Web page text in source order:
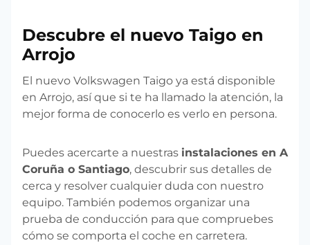
Descubre el nuevo Taigo en
Arrojo
El nuevo Volkswagen Taigo ya está disponible
en Arrojo, así que si te ha llamado la atención, la
mejor forma de conocerlo es verlo en persona.
Puedes acercarte a nuestras instalaciones en A
Coruña o Santiago, descubrir sus detalles de
cerca y resolver cualquier duda con nuestro
equipo. También podemos organizar una
prueba de conducción para que compruebes
cómo se comporta el coche en carretera.